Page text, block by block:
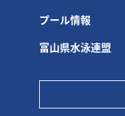
プール情報
富山県水泳連盟